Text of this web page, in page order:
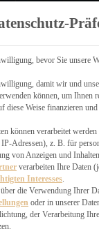
bevor Sie unsere
damit wir und
können, um Ihnen
diese Weise finanzieren
können verarbeitet werden
Adressen), z. B. für
von Anzeigen und
verarbeiten Ihre Daten
Interesses
die Verwendung Ihrer
oder in unserer
der Verarbeitung